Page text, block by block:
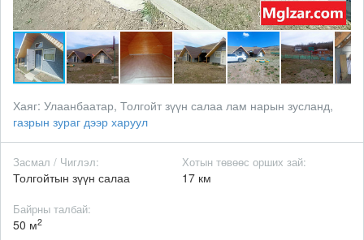
Хаяг: Улаанбаатар, Толгойт зүүн салаа лам нарын зусланд,
газрын зураг дээр харуул
Засмал / Чиглэл:
Толгойтын зүүн салаа
Хотын төвөөс орших зай:
17 км
Байрны талбай:
50 м2